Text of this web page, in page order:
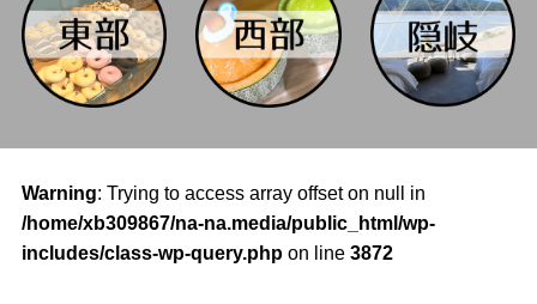
Warning: Trying to access array offset on null in
/home/xb309867/na-na.media/public_html/wp-
includes/class-wp-query.phpon line 3872